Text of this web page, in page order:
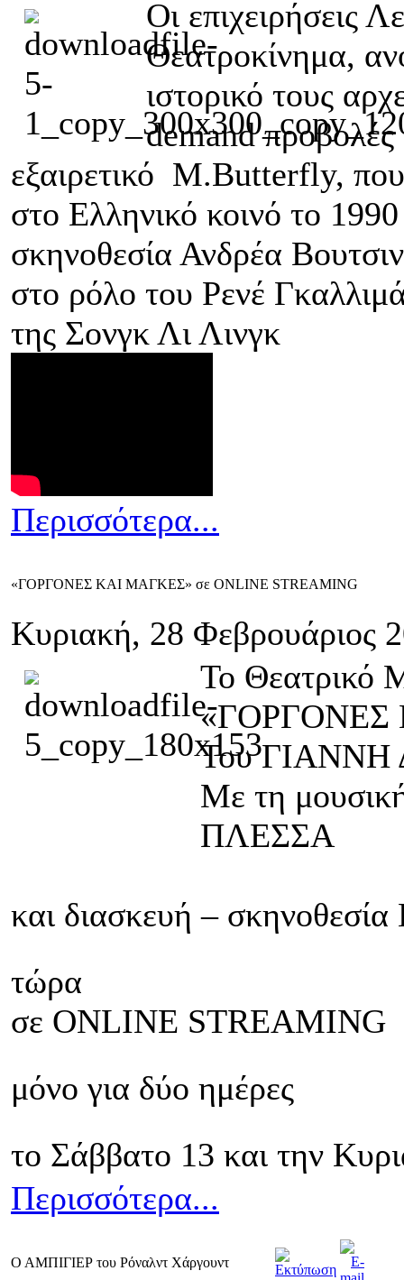
Οι επιχειρήσεις
Θεατροκίνημα,
ιστορικό τους
demand
εξαιρετικό Μ.Butterfly,
στο Ελληνικό κοινό το
σκηνοθεσία Ανδρέα
στο ρόλο του Ρενέ
της Σονγκ Λι Λινγκ
Περισσότερα...
«ΓΟΡΓΟΝΕΣ ΚΑΙ ΜΑΓΚΕΣ» σε ONLINE STREAMING
Κυριακή, 28 Φεβρουάριος
Το Θεατρικό
Του
Με τη
ΠΛΕΣΣΑ
και διασκευή –
τώρα
σε ONLINE STREAMING
μόνο για δύο ημέρες
το Σάββατο 13 και την
Περισσότερα...
Ο ΑΜΠΙΓΙΕΡ του Ρόναλντ Χάργουντ